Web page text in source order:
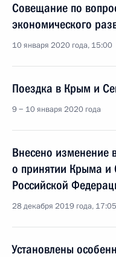
Совещание по
экономического
10 января 2020 года, 15:00
Поездка в Крым и
9 − 10 января 2020 года
Внесено изменение
о принятии Крыма и
Российской
28 декабря 2019 года, 17:05
Установлены